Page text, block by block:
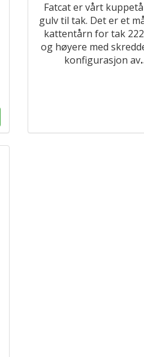
Fatcat er vårt
gulv til tak. Det er et
kattentårn for tak
og høyere med
konfigurasjon av